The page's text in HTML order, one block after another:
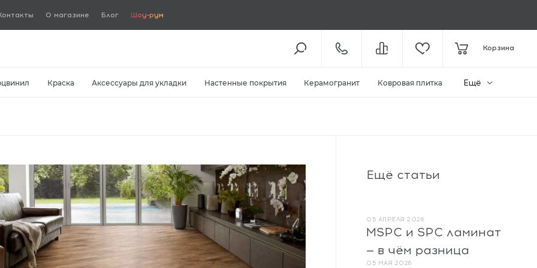
О магазине Блог Шоу-рум
8 (800) 301-61-43
КОЛЛ-ЦЕНТР / ДО 19:00
Видное, ул. Старо-Нагорная, д.
20 ТЦ «Видное Парк»
Корзина
Краска Аксессуары для укладки Настенные покрытия Керамогранит Ковровая плитка Ещё
Ещё статьи
05 АПРЕЛЯ 2026
MSPC и SPC ламинат
— в чём разница
05 МАЯ 2026